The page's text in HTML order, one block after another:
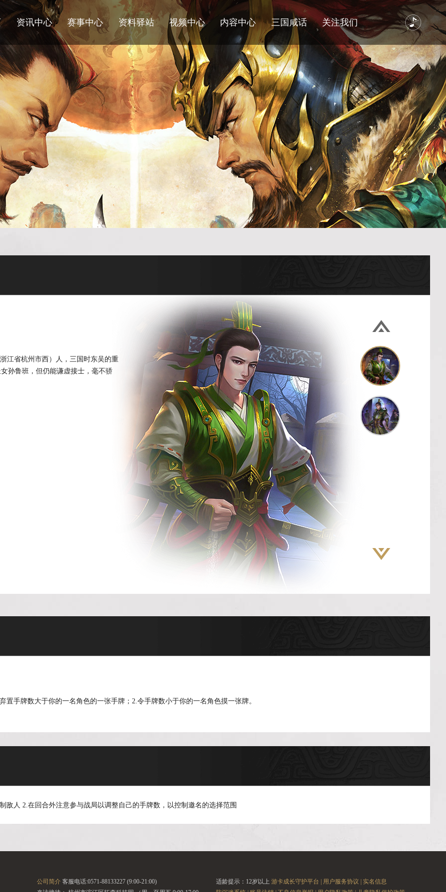
资讯中心 赛事中心 资料驿站 视频中心 内容中心 三国咸话 关注我们
江省杭州市西）人，三国时东吴的重
孙鲁班，但仍能谦虚接士，毫不骄
手牌数大于你的一名角色的一张手牌；2.令手牌数小于你的一名角色摸一张牌。
敌人 2.在回合外注意参与战局以调整自己的手牌数，以控制邀名的选择范围
公司简介 客服电话:0571-88133227 (9:00-21:00)
适龄提示：12岁以上 游卡成长守护平台 | 用户服务协议 |
实名信息